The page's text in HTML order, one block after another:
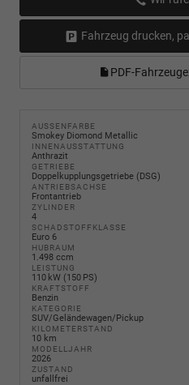
Fahrzeug drucken,
PDF-
AUSSENFARBE
Smokey Diomond Metallic
INNENAUSSTATTUNG
Anthrazit
GETRIEBE
Doppelkupplungsgetriebe (DSG)
ANTRIEBSACHSE
Frontantrieb
ZYLINDER
4
SCHADSTOFFKLASSE
Euro 6
HUBRAUM
1.498 ccm
LEISTUNG
110 kW (150 PS)
KRAFTSTOFF
Benzin
KATEGORIE
SUV/Geländewagen/Pickup
KILOMETERSTAND
10 km
MODELLJAHR
2026
ZUSTAND
unfallfrei